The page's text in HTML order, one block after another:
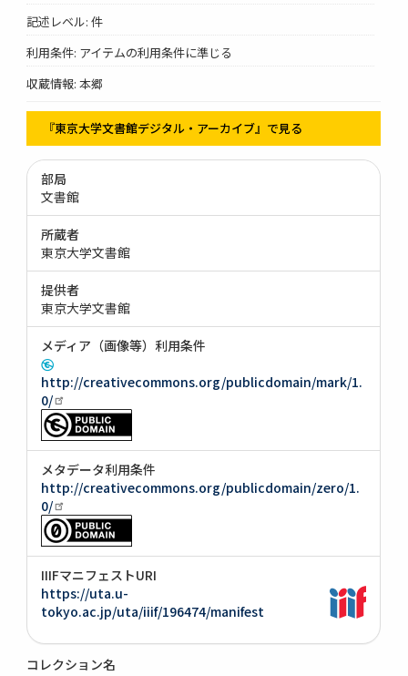
記述レベル: 件
利用条件: アイテムの利用条件に準じる
収蔵情報: 本郷
『東京大学文書館デジタル・アーカイブ』で見る
部局
文書館
所蔵者
東京大学文書館
提供者
東京大学文書館
メディア（画像等）利用条件
http://creativecommons.org/publicdomain/mark/1.
0/
メタデータ利用条件
http://creativecommons.org/publicdomain/zero/1.
0/
IIIFマニフェストURI
https://uta.u-
tokyo.ac.jp/uta/iiif/196474/manifest
コレクション名